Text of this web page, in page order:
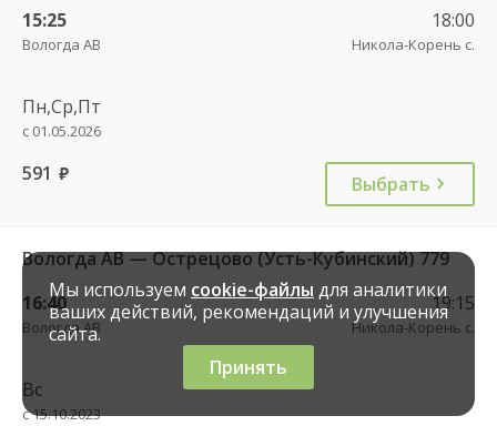
15:25
Вологда АВ
18:00
Никола-Корень с.
Пн,Ср,Пт
с 01.05.2026
591 руб. Выбрать
Вологда АВ — Острецово (Усть-Кубинский) 779
16:40
Вологда АВ
19:15
Никола-Корень с.
Вс
с 15.10.2023
Мы используем cookie-файлы для аналитики
ваших действий, рекомендаций и улучшения
сайта.
Принять